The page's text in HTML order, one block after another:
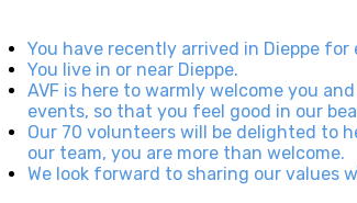
You have recently arrived in Dieppe
You live in or near Dieppe.
AVF is here to warmly welcome you
events, so that you feel good in our
Our 70 volunteers will be delighted to
our team, you are more than welcome.
We look forward to sharing our values